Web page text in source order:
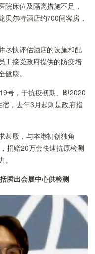
院床位及隔离措施不足，
贝尔特酒店约700间客房，
尽快评估酒店的设施和配
工接受政府提供的防疫培
康。
号，于抗疫初期、即2020
，去年3月起则是政府指
甚殷，与本港初创独角
捐赠20万套快速抗原检测
腾出会展中心供检测